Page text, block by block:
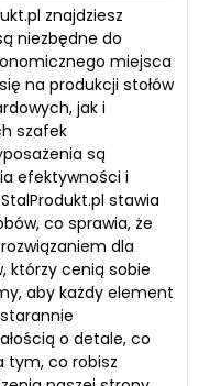
znajdziesz
niezbędne do
miejsca
na produkcji stołów
jak i
szafek
są
efektywności i
stawia
co sprawia, że
dla
którzy cenią sobie
aby każdy element
o detale, co
tym, co robisz